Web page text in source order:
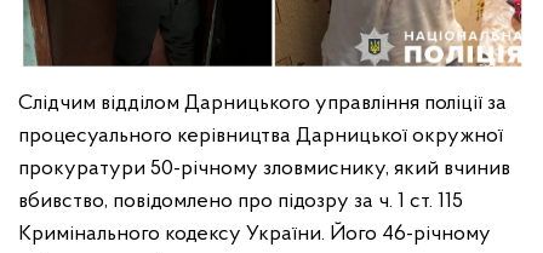
Слідчим відділом Дарницького управління поліції за
процесуального керівництва Дарницької окружної
прокуратури 50-річному зловмиснику, який вчинив
вбивство, повідомлено про підозру за ч. 1 ст. 115
Кримінального кодексу України. Його 46-річному